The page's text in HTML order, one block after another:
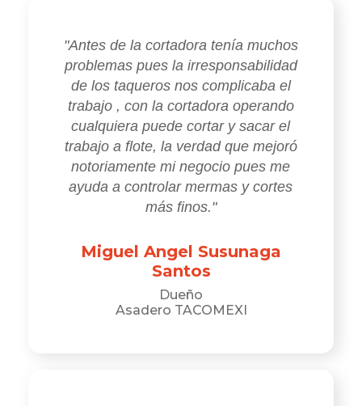
"Antes de la cortadora tenía muchos
problemas pues la irresponsabilidad
de los taqueros nos complicaba el
trabajo , con la cortadora operando
cualquiera puede cortar y sacar el
trabajo a flote, la verdad que mejoró
notoriamente mi negocio pues me
ayuda a controlar mermas y cortes
más finos."
Miguel Angel Susunaga
Santos
Dueño
Asadero TACOMEXI